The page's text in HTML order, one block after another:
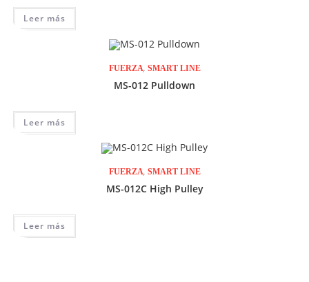
Leer más
FUERZA, SMART LINE
MS-012 Pulldown
Leer más
FUERZA, SMART LINE
MS-012C High Pulley
Leer más